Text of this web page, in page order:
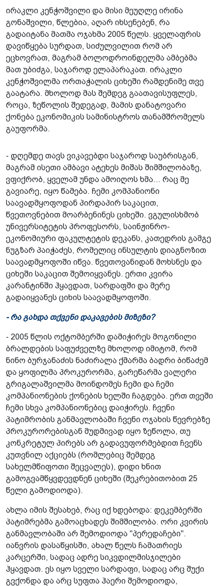
ირაკლი კენჭოშვილი და მისი მეუღლე ირინა
გონაშვილი, წლებია, აღარ იხსენებენ, რა
გადაიტანა მათმა ოჯახმა 2005 წელს. ყველაფრის
დავიწყება სურდათ, სიძულვილით რომ არ
ეცხოვრათ, მაგრამ ბოლოდროინდელმა ამბებმა
მათ უბიძგა, საჯაროდ ელაპარაკათ. ირაკლი
კენჭოშვილმა ორთაჭალის ციხეში რამდენიმე თვე
გაატარა. მხოლოდ მას შემდეგ გაათავისუფლეს,
როცა, ზეწოლის შედეგად, მამის დანატოვარი
ქონება ეკონომიკის სამინისტროს თანამშრომელს
გაუფორმა.
- დღემდე თავს ვიკავებდი საჯაროდ საუბრისგან,
მაგრამ ისეთი ამბავი ატეხეს მიშას შიმშილობაზე,
ვფიქრობ, ყველამ უნდა ამოიღოს ხმა... რაც მე
გავიარე, იყო წამება. ჩემი კომპანიონი
საავადმყოფოდან პირდაპირ საკაცით,
წვეთოვნებით მოარბენინეს ციხეში. ვგულისხმობ
უნივერსიტეტის პროფესორს, საინჟინრო-
ეკონომიური ფაკულტეტის დეკანს, კათედრის გამგე
ნუგზარ პაიჭაძეს, რომელიც ინსულტის დიაგნოზით
საავადმყოფოში იწვა. წვეთოვანიდან მოხსნეს და
ციხეში საკაცით შემოიყვანეს. ერთი კვირა
კარანტინში ჰყავდათ, სარდაფში და მერე
გადაიყვანეს ციხის საავადმყოფოში.
- რა გახდა თქვენი დაკავების მიზეზი?
- 2005 წლის ოქტომბერში დამიჭირეს მოგონილი
ბრალდების საფუძველზე მხოლოდ იმიტომ, რომ
ნინო ბურჯანაძის ნაძირალა ქმარმა ბადრი ბიწაძემ
და ყოფილმა პროკურორმა, გარეწარმა ვალერი
გრიგალაშვილმა მოინდომეს ჩემი და ჩემი
კომპანიონების ქონების ხელში ჩაგდება. ერთ თვეში
ჩემი სხვა კომპანიონებიც დაიჭირეს. ჩვენი
პატიმრობის განმავლობაში ჩვენი ოჯახის წევრებზე
პროკურორებისგან მუდმივად იყო ზეწოლა, თუ
კონკრეტულ პირებს არ გადავუფორმებდით ჩვენს
კუთვნილ აქციებს (რომლებიც შემდეგ
სახელმწიფოთი შეცვალეს), დიდი ხნით
გამოგვამწყვდევდნენ ციხეში (შეკრებითობით 25
წელი გამოდიოდა).
ახლა იმის შესახებ, რაც იქ ხდებოდა: დეკემბერში
პატიმრებმა გამოაცხადეს შიმშილობა. ორი კვირის
განმავლობაში არ შემოდიოდა "პერედაჩები".
იანვრის დასაწყისში, ახალ წელს ჩამათრიეს
კარცერში, სადაც ადრე სიკვდილმისჯილები
ჰყავდათ. ეს იყო სველი სარდაფი, სადაც არც შუქი
გვქონდა და არც სუფთა ჰაერი შემოდიოდა,